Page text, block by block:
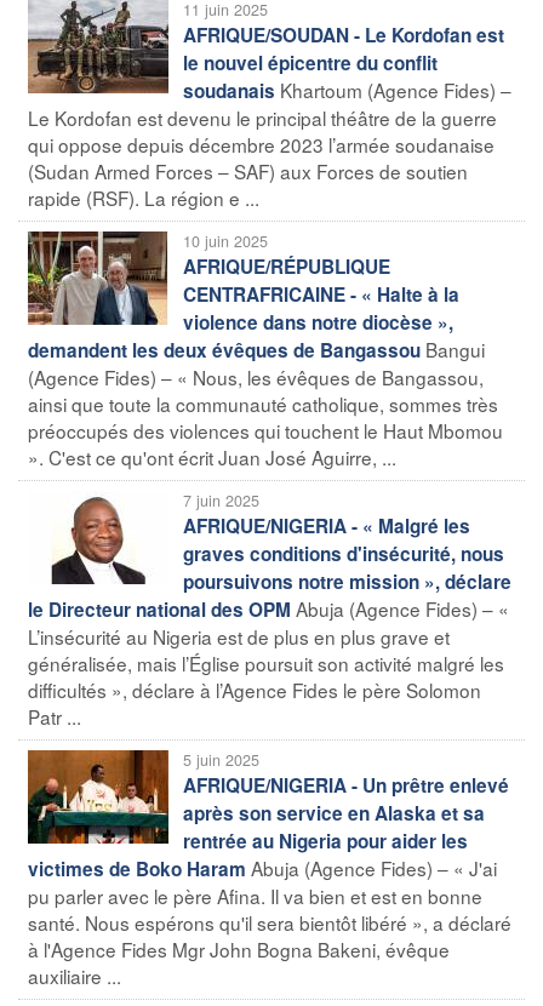
11 juin 2025
AFRIQUE/SOUDAN - Le Kordofan est
le nouvel épicentre du conflit
soudanais Khartoum (Agence Fides) –
Le Kordofan est devenu le principal théâtre de la guerre
qui oppose depuis décembre 2023 l’armée soudanaise
(Sudan Armed Forces – SAF) aux Forces de soutien
rapide (RSF). La région e ...
10 juin 2025
AFRIQUE/RÉPUBLIQUE
CENTRAFRICAINE - « Halte à la
violence dans notre diocèse »,
demandent les deux évêques de Bangassou Bangui
(Agence Fides) – « Nous, les évêques de Bangassou,
ainsi que toute la communauté catholique, sommes très
préoccupés des violences qui touchent le Haut Mbomou
». C'est ce qu'ont écrit Juan José Aguirre, ...
7 juin 2025
AFRIQUE/NIGERIA - « Malgré les
graves conditions d'insécurité, nous
poursuivons notre mission », déclare
le Directeur national des OPM Abuja (Agence Fides) – «
L’insécurité au Nigeria est de plus en plus grave et
généralisée, mais l’Église poursuit son activité malgré les
difficultés », déclare à l’Agence Fides le père Solomon
Patr ...
5 juin 2025
AFRIQUE/NIGERIA - Un prêtre enlevé
après son service en Alaska et sa
rentrée au Nigeria pour aider les
victimes de Boko Haram Abuja (Agence Fides) – « J'ai
pu parler avec le père Afina. Il va bien et est en bonne
santé. Nous espérons qu'il sera bientôt libéré », a déclaré
à l'Agence Fides Mgr John Bogna Bakeni, évêque
auxiliaire ...